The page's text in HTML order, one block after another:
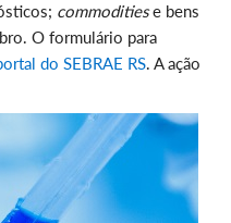
commoditiese bens
O formulário para
do SEBRAE RS. A ação